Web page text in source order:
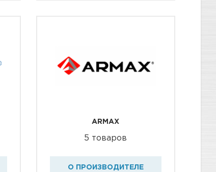
ARMAX
5 товаров
О ПРОИЗВОДИТЕЛЕ